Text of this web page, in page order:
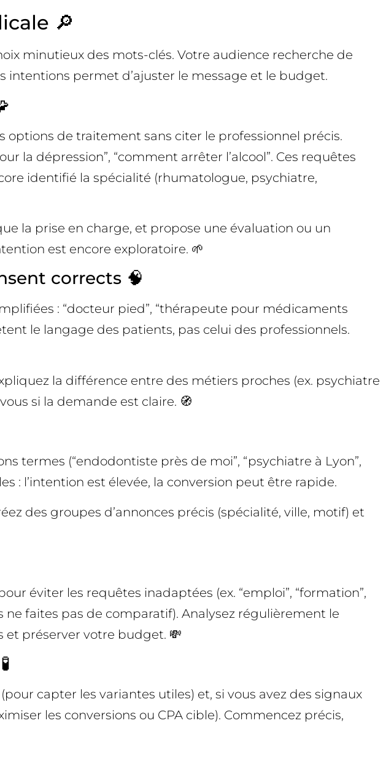
🔎
minutieux des mots-clés. Votre audience recherche de
permet d’ajuster le message et le budget.
de traitement sans citer le professionnel précis.
la dépression”, “comment arrêter l’alcool”. Ces requêtes
identifié la spécialité (rhumatologue, psychiatre,
la prise en charge, et propose une évaluation ou un
est encore exploratoire. 🌱
corrects 🧠
: “docteur pied”, “thérapeute pour médicaments
le langage des patients, pas celui des professionnels.
la différence entre des métiers proches (ex. psychiatre
si la demande est claire. 🧭
termes (“endodontiste près de moi”, “psychiatre à Lyon”,
: l’intention est élevée, la conversion peut être rapide.
des groupes d’annonces précis (spécialité, ville, motif) et
éviter les requêtes inadaptées (ex. “emploi”, “formation”,
ne faites pas de comparatif). Analysez régulièrement le
et préserver votre budget. 💸
capter les variantes utiles) et, si vous avez des signaux
les conversions ou CPA cible). Commencez précis,